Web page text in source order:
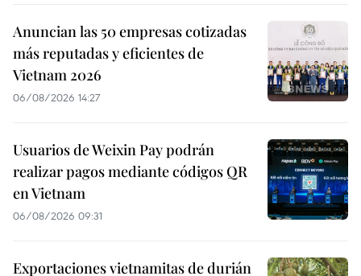
Anuncian las 50 empresas cotizadas
más reputadas y eficientes de
Vietnam 2026
06/08/2026 14:27
Usuarios de Weixin Pay podrán
realizar pagos mediante códigos QR
en Vietnam
06/08/2026 09:31
Exportaciones vietnamitas de durián